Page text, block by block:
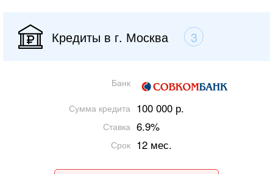
Кредиты в г. Москва 3
Банк
Сумма кредита 100 000 р.
Ставка 6.9%
Срок 12 мес.